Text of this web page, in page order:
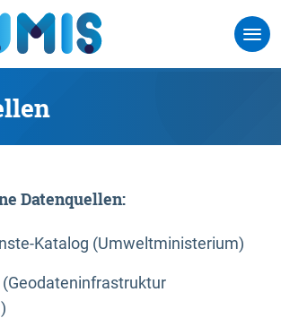
Datenquellen:
Katalog (Umweltministerium)
(Geodateninfrastruktur